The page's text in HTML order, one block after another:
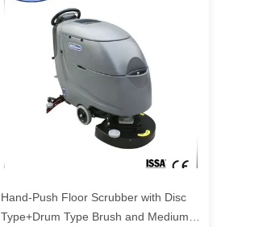
Hand-Push Floor Scrubber with Disc
Type+Drum Type Brush and Medium